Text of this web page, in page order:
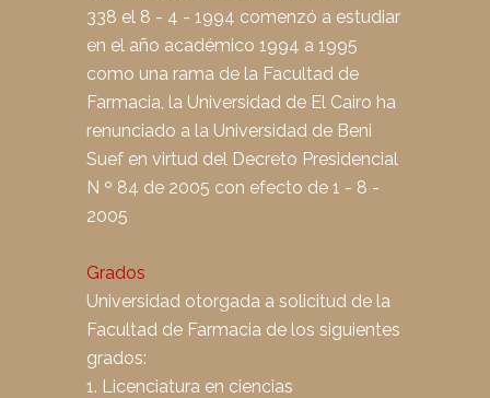
338 el 8 - 4 - 1994 comenzó a estudiar
en el año académico 1994 a 1995
como una rama de la Facultad de
Farmacia, la Universidad de El Cairo ha
renunciado a la Universidad de Beni
Suef en virtud del Decreto Presidencial
N º 84 de 2005 con efecto de 1 - 8 -
2005
Grados
Universidad otorgada a solicitud de la
Facultad de Farmacia de los siguientes
grados:
1. Licenciatura en ciencias